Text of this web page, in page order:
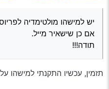
יש למישהו מולטימדיה לפריוס 2008 למכירה
אם כן שישאיר מייל.
תודה!!!
תזמין, עכשיו התקנתי למישהו